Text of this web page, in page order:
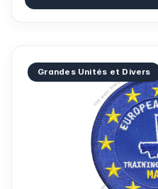
Grandes Unités et Divers